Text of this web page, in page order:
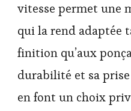
vitesse permet une
qui la rend adaptée
finition qu’aux
durabilité et sa
en font un choix